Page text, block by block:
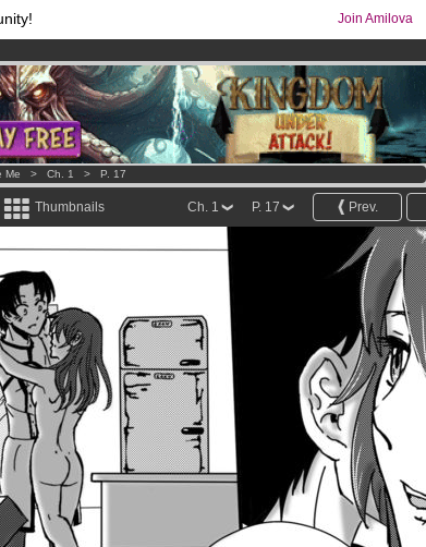
Join Amilova
!Get membership now
.
Me > Ch. 1 > P. 17
Thumbnails Prev.
P. 17
Ch. 1